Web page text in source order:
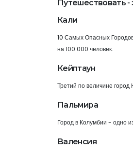
Путешествовать
Кали
10 Самых Опасных
на 100 000 человек.
Кейптаун
Третий по величине
Пальмира
Город в Колумбии - одно
Валенсия